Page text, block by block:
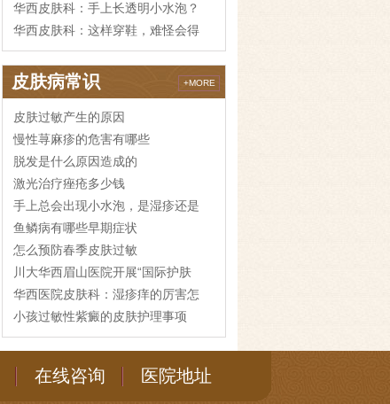
华西皮肤科：手上长透明小水泡？
华西皮肤科：这样穿鞋，难怪会得
皮肤病常识 +MORE
皮肤过敏产生的原因
慢性荨麻疹的危害有哪些
脱发是什么原因造成的
激光治疗痤疮多少钱
手上总会出现小水泡，是湿疹还是
鱼鳞病有哪些早期症状
怎么预防春季皮肤过敏
川大华西眉山医院开展“国际护肤
华西医院皮肤科：湿疹痒的厉害怎
小孩过敏性紫癜的皮肤护理事项
在线咨询 医院地址